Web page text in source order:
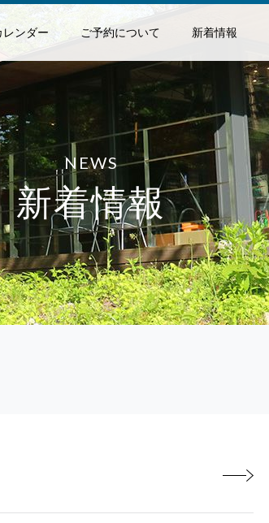
レンダー ご予約について 新着情報
NEWS
新着情報